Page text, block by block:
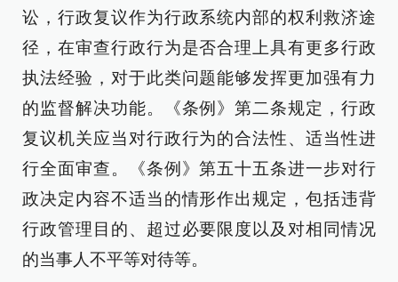
讼，行政复议作为行政系统内部的权利救济途
径，在审查行政行为是否合理上具有更多行政
执法经验，对于此类问题能够发挥更加强有力
的监督解决功能。《条例》第二条规定，行政
复议机关应当对行政行为的合法性、适当性进
行全面审查。《条例》第五十五条进一步对行
政决定内容不适当的情形作出规定，包括违背
行政管理目的、超过必要限度以及对相同情况
的当事人不平等对待等。